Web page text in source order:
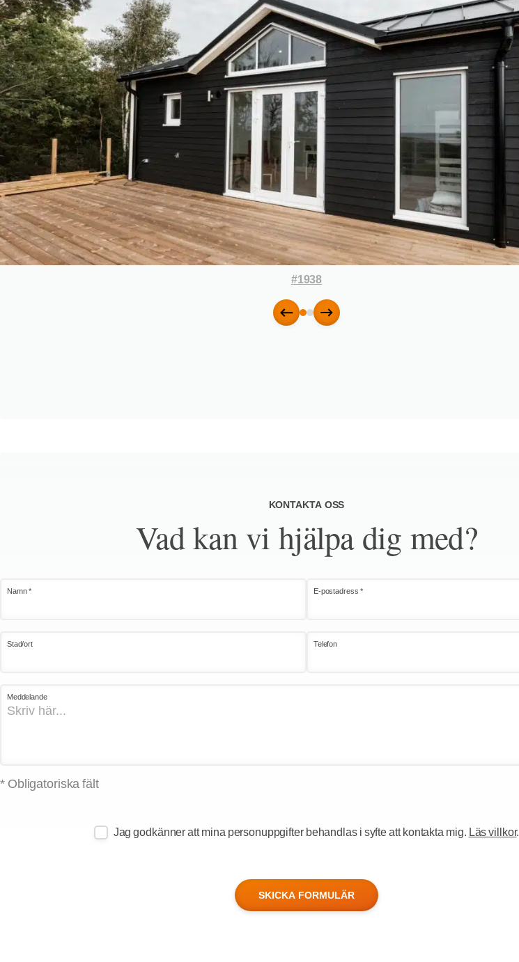
#1938
Föregående
Nästa
KONTAKTA OSS
Vad kan vi hjälpa dig med?
Namn * E-postadress *
Stad/ort Telefon
Meddelande
* Obligatoriska fält
Jag godkänner att mina personuppgifter behandlas i syfte att kontakta mig. Läs villkor.
SKICKA FORMULÄR